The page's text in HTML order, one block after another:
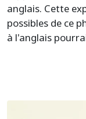
anglais. Cette
possibles de ce
à l'anglais